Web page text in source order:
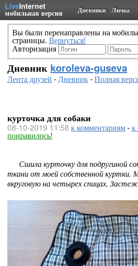
LiveInternet
мобильная версия Дневники Личка
Вы были перенаправлены на
страницы. Вернуться!
Авторизация
Дневник koroleva-guseva
Лента друзей -Дневник-Полная
курточка для собаки
08-10-2019 11:58 к комментариям-к
понравилось!
Сшила курточку для подругиной
ткани от моей собственной куртки.
вкруговую на четырех спицах.